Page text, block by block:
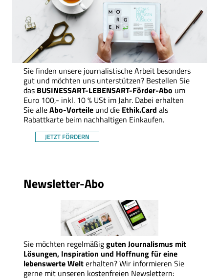
Sie finden unsere journalistische Arbeit besonders
gut und möchten uns unterstützen? Bestellen Sie
das BUSINESSART-LEBENSART-Förder-Abo um
Euro 100,- inkl. 10 % USt im Jahr. Dabei erhalten
Sie alleAbo-Vorteile und die Ethik.Card als
Rabattkarte beim nachhaltigen Einkaufen.
JETZT FÖRDERN
Newsletter-Abo
Sie möchten regelmäßigguten Journalismus mit
Lösungen, Inspiration und Hoffnung für eine
lebenswerte Welterhalten? Wir informieren Sie
gerne mit unseren kostenfreien Newslettern: